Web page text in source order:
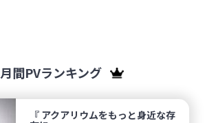
月間PVランキング
『 アクアリウムをもっと身近な存